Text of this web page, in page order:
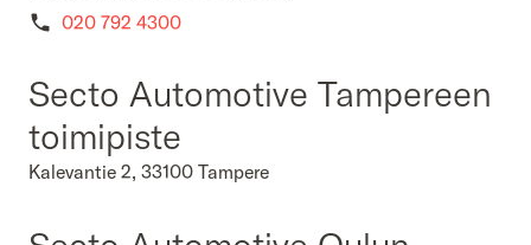
020 792 4300
Secto Automotive Tampereen
toimipiste
Kalevantie 2, 33100 Tampere